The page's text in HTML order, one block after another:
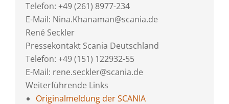
Telefon: +49 (261) 8977-234
E-Mail: Nina.Khanaman@scania.de
René Seckler
Pressekontakt Scania Deutschland
Telefon: +49 (151) 122932-55
E-Mail: rene.seckler@scania.de
Weiterführende Links
Originalmeldung der SCANIA